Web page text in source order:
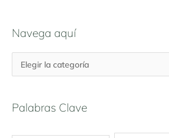
Navega aquí
Palabras Clave